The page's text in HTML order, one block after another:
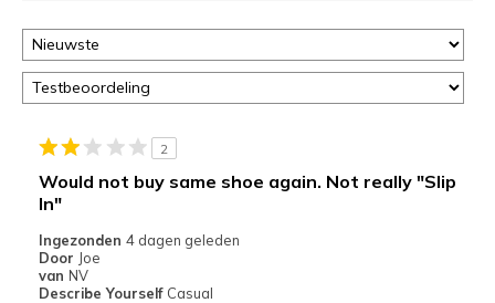
of
door
<a
href="javascript:location.href=location.pathname;">hier</a>
page
met
de
van
de
page_id
2
Would not buy same shoe again. Not really "Slip
In"
Ingezonden 4 dagen geleden
Door Joe
van NV
Describe Yourself Casual